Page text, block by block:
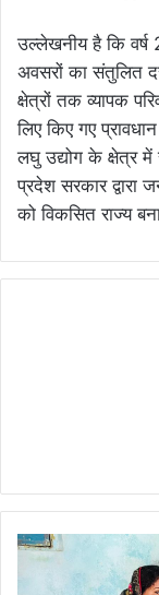
उल्लेखनीय है कि
अवसरों का संतुलित
क्षेत्रों तक व्यापक
लिए किए गए
लघु उद्योग के क्षेत्र
प्रदेश सरकार
को विकसित राज्य